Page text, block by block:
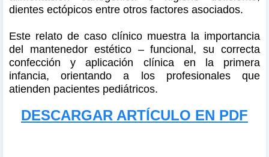
dientes ectópicos entre otros factores asociados.
Este relato de caso clínico muestra la importancia
del mantenedor estético – funcional, su correcta
confección y aplicación clínica en la primera
infancia, orientando a los profesionales que
atienden pacientes pediátricos.
DESCARGAR ARTÍCULO EN PDF